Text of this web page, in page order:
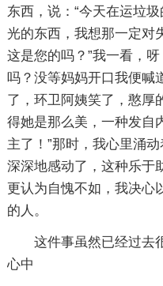
东西，说：“今天在运垃
光的东西，我想那一定对
这是您的吗？”我一看，
吗？没等妈妈开口我便喊
了，环卫阿姨笑了，憨厚
得她是那么美，一种发自
主了！”那时，我心里涌
深深地感动了，这种乐于
更认为自愧不如，我决心
的人。
这件事虽然已经过去
心中